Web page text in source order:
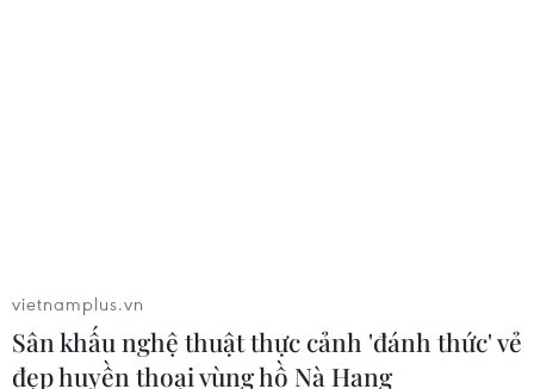
vietnamplus.vn
Sân khấu nghệ thuật thực cảnh 'đánh thức' vẻ
đẹp huyền thoại vùng hồ Nà Hang